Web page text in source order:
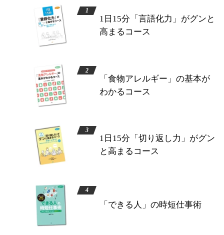
1日15分「言語化力」がグンと
高まるコース
「食物アレルギー」の基本が
わかるコース
1日15分「切り返し力」がグン
と高まるコース
「できる人」の時短仕事術